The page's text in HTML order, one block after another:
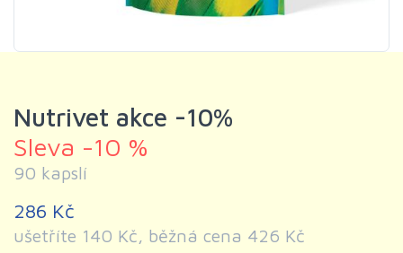
Nutrivet akce -10%
Sleva -10 %
90 kapslí
286 Kč
ušetříte 140 Kč, běžná cena 426 Kč